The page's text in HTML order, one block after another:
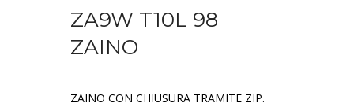
ZA9W T10L 98
ZAINO
ZAINO CON CHIUSURA TRAMITE ZIP.